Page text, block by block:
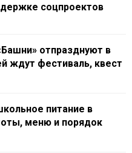
соцпроектов
отпразднуют в
ждут фестиваль, квест
питание в
меню и порядок